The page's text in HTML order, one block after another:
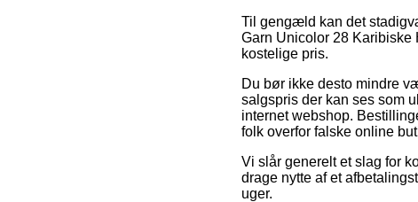
Til gengæld kan det
Garn Unicolor 28
kostelige pris.
Du bør ikke desto mindre
salgspris der kan ses som
internet webshop.
folk overfor falske online
Vi slår generelt et slag for
drage nytte af et
uger.